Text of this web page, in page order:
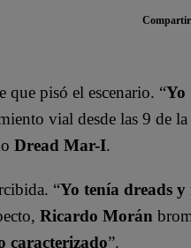
Compartir
que pisó el escenario. “Yo
vial desde las 9 de la
Dread Mar-I.
“Yo tenía dreads y
Ricardo Morán
caracterizado”.